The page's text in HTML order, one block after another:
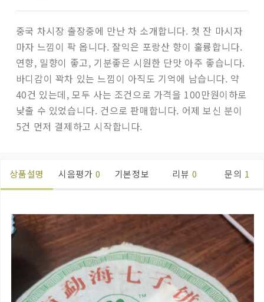
중국 차시장 출장중에 만난 차 소개합니다. 첫 잔 마시자
마자 느낌이 팍 옵니다. 잘익은 포랑산 향이 훌륭합니다.
연향, 밀향이 좋고, 기분좋은 시원한 단맛 아주 좋습니다.
바디감이 꽉차 있는 느낌이 아직도 기억에 남습니다. 약
40건 있는데, 모두 사는 조건으로 가격을 100만원이하로
낮출 수 있었습니다. 건으로 판매합니다. 어제 보신 분이
5건 먼저 결제하고 시작합니다.
상품설명 시음평가 0 기본정보 리뷰 0 문의 1